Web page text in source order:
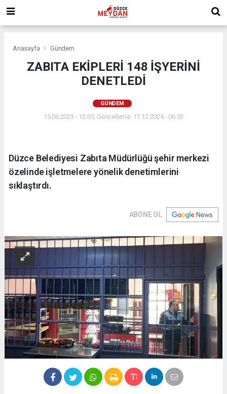
Anasayfa Gündem
ZABITA EKİPLERİ 148 İŞYERİNİ
DENETLEDİ
GÜNDEM
15.06.2023 - 12:05, Güncelleme: 17.12.2024 - 06:53
​Düzce Belediyesi Zabıta Müdürlüğü şehir merkezi
özelinde işletmelere yönelik denetimlerini
sıklaştırdı.
ABONE OL